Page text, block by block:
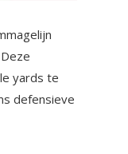
yards te
defensieve